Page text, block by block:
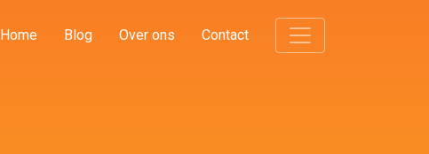
Home Blog Over ons Contact